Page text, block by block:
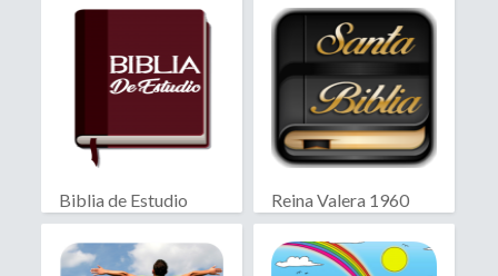
Biblia de Estudio
Reina Valera 1960
Biblia